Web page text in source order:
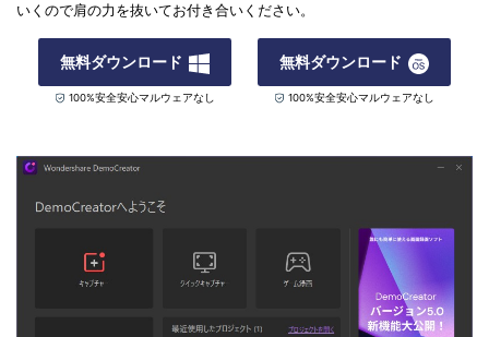
いくので肩の力を抜いてお付き合いください。
無料ダウンロード
100%安全安心マルウェアなし
無料ダウンロード
100%安全安心マルウェアなし